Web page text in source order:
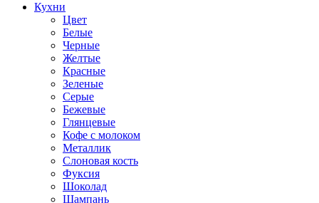
Кухни
Цвет
Белые
Черные
Желтые
Красные
Зеленые
Серые
Бежевые
Глянцевые
Кофе с молоком
Металлик
Слоновая кость
Фуксия
Шоколад
Шампань